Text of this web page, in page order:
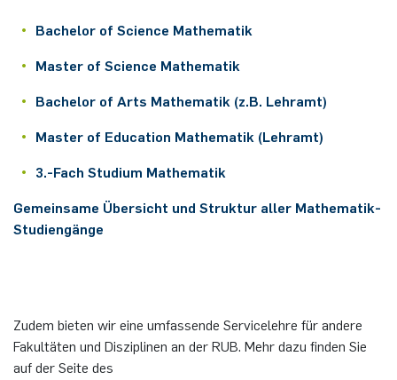
Bachelor of Science Mathematik
Master of Science Mathematik
Bachelor of Arts Mathematik (z.B. Lehramt)
Master of Education Mathematik (Lehramt)
3.-Fach Studium Mathematik
Gemeinsame Übersicht und Struktur aller Mathematik-
Studiengänge
Zudem bieten wir eine umfassende Servicelehre für andere
Fakultäten und Disziplinen an der RUB. Mehr dazu finden Sie
auf der Seite des